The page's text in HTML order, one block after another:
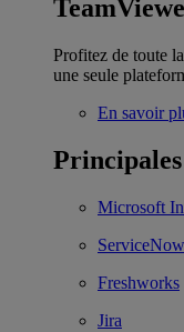
Profitez de toute
une seule
En savoir
Microsoft
ServiceNow
Freshworks
Jira